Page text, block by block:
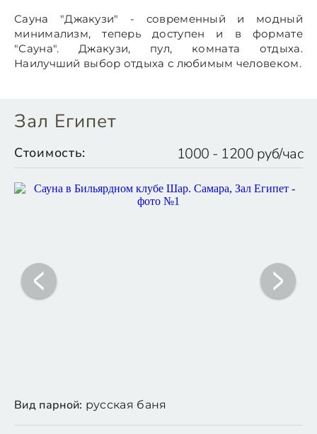
Сауна "Джакузи" - современный и модный
минимализм, теперь доступен и в формате
"Сауна". Джакузи, пул, комната отдыха.
Наилучший выбор отдыха с любимым человеком.
Зал Египет
Стоимость: 1000 - 1200 руб/час
Вид парной: русская баня